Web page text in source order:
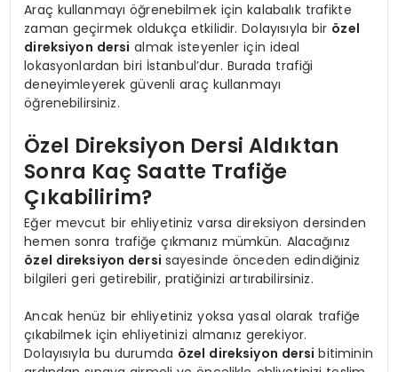
Araç kullanmayı öğrenebilmek için kalabalık trafikte
zaman geçirmek oldukça etkilidir. Dolayısıyla bir özel
direksiyon dersi almak isteyenler için ideal
lokasyonlardan biri İstanbul’dur. Burada trafiği
deneyimleyerek güvenli araç kullanmayı
öğrenebilirsiniz.
Özel Direksiyon Dersi Aldıktan
Sonra Kaç Saatte Trafiğe
Çıkabilirim?
Eğer mevcut bir ehliyetiniz varsa direksiyon dersinden
hemen sonra trafiğe çıkmanız mümkün. Alacağınız
özel direksiyon dersi sayesinde önceden edindiğiniz
bilgileri geri getirebilir, pratiğinizi artırabilirsiniz.
Ancak henüz bir ehliyetiniz yoksa yasal olarak trafiğe
çıkabilmek için ehliyetinizi almanız gerekiyor.
Dolayısıyla bu durumda özel direksiyon dersibitiminin